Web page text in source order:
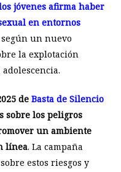
jóvenes afirma haber
en entornos
un nuevo
la explotación
de Basta de Silencio
sobre los peligros
un ambiente
línea. La campaña
estos riesgos y